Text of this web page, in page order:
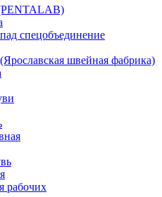
спецобъединение
швейная фабрика)
рабочих